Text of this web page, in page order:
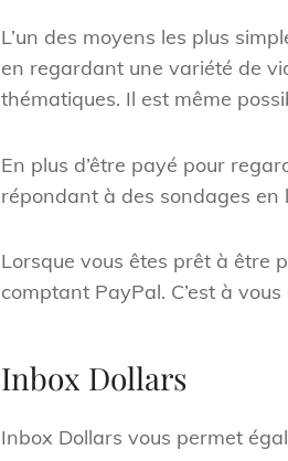
L’un des moyens les plus
en regardant une variété de
thématiques. Il est même
En plus d’être payé pour
répondant à des sondages
Lorsque vous êtes prêt à être
comptant PayPal. C’est à
Inbox Dollars
Inbox Dollars vous permet